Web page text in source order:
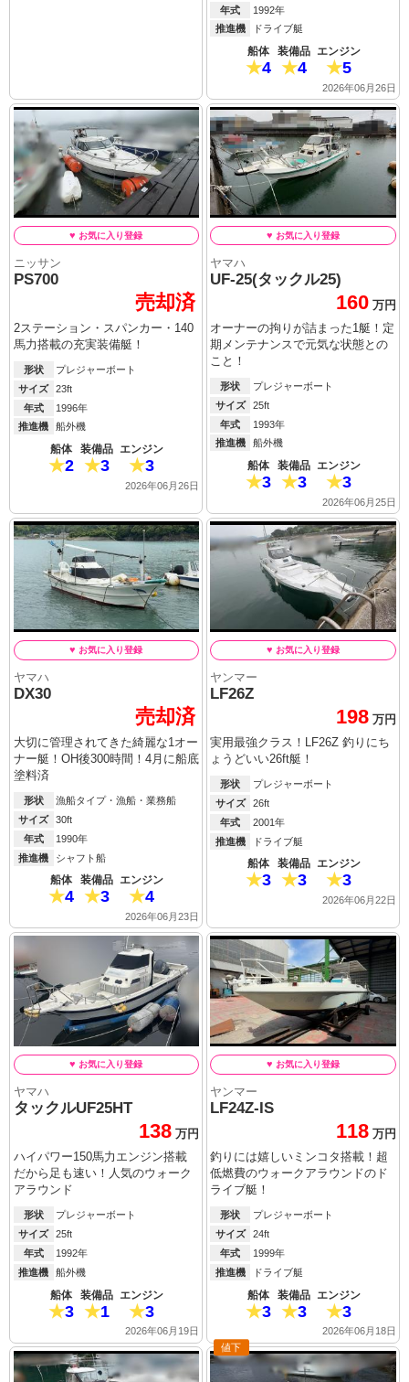
年式
1992年
推進機
ドライブ艇
船体
4
装備品
4
エンジン
5
2026年06月26日
ニッサン
PS700
売却済
2ステーション・スパンカー・140
馬力搭載の充実装備艇！
形状
プレジャーボート
サイズ
23ft
年式
1996年
推進機
船外機
船体
2
装備品
3
エンジン
3
2026年06月26日
ヤマハ
UF-25(タックル25)
160 万円
オーナーの拘りが詰まった1艇！定
期メンテナンスで元気な状態との
こと！
形状
プレジャーボート
サイズ
25ft
年式
1993年
推進機
船外機
船体
3
装備品
3
エンジン
3
2026年06月25日
ヤマハ
DX30
売却済
大切に管理されてきた綺麗な1オー
ナー艇！OH後300時間！4月に船底
塗料済
形状
漁船タイプ・漁船・業務船
サイズ
30ft
年式
1990年
推進機
シャフト船
船体
4
装備品
3
エンジン
4
2026年06月23日
ヤンマー
LF26Z
198 万円
実用最強クラス！LF26Z 釣りにち
ょうどいい26ft艇！
形状
プレジャーボート
サイズ
26ft
年式
2001年
推進機
ドライブ艇
船体
3
装備品
3
エンジン
3
2026年06月22日
ヤマハ
タックルUF25HT
138 万円
ハイパワー150馬力エンジン搭載
だから足も速い！人気のウォーク
アラウンド
形状
プレジャーボート
サイズ
25ft
年式
1992年
推進機
船外機
船体
3
装備品
1
エンジン
3
2026年06月19日
ヤンマー
LF24Z-IS
118 万円
釣りには嬉しいミンコタ搭載！超
低燃費のウォークアラウンドのド
ライブ艇！
形状
プレジャーボート
サイズ
24ft
年式
1999年
推進機
ドライブ艇
船体
3
装備品
3
エンジン
3
2026年06月18日
値下